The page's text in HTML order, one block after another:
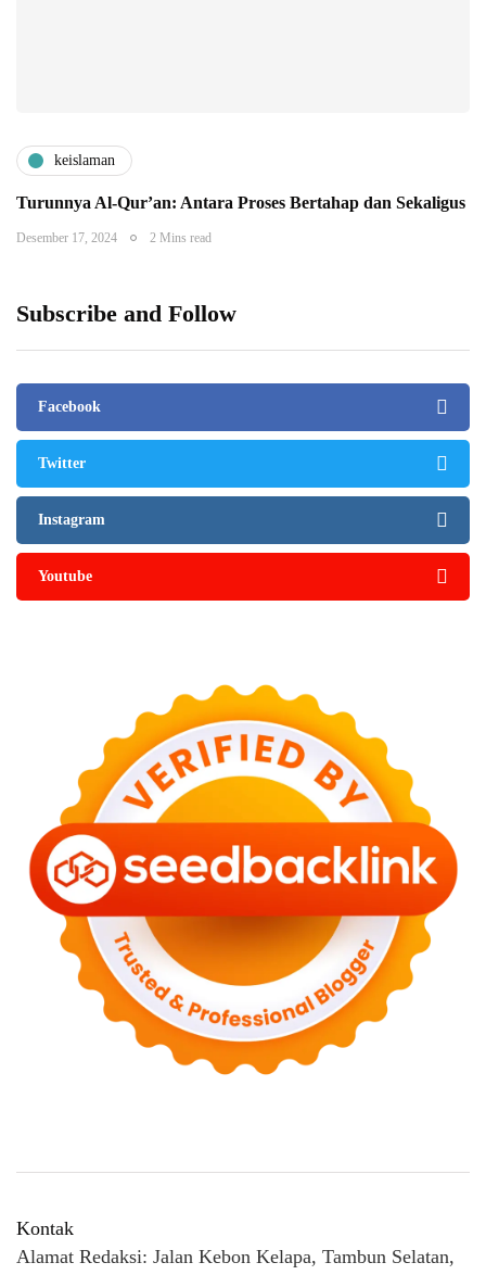
keislaman
Turunnya Al-Qur’an: Antara Proses Bertahap dan Sekaligus
Desember 17, 2024 2 Mins read
Subscribe and Follow
Facebook
Twitter
Instagram
Youtube
Kontak
Alamat Redaksi: Jalan Kebon Kelapa, Tambun Selatan,